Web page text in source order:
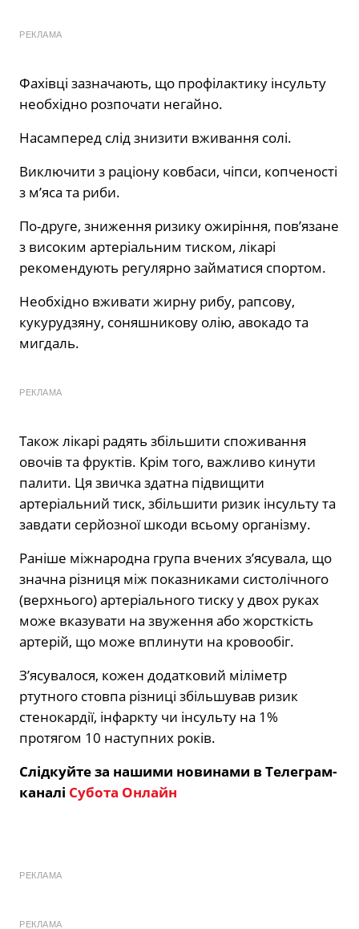
РЕКЛАМА
Фахівці зазначають, що профілактику інсульту
необхідно розпочати негайно.
Насамперед слід знизити вживання солі.
Виключити з раціону ковбаси, чіпси, копченості
з м’яса та риби.
По-друге, зниження ризику ожиріння, пов’язане
з високим артеріальним тиском, лікарі
рекомендують регулярно займатися спортом.
Необхідно вживати жирну рибу, рапсову,
кукурудзяну, соняшникову олію, авокадо та
мигдаль.
РЕКЛАМА
Також лікарі радять збільшити споживання
овочів та фруктів. Крім того, важливо кинути
палити. Ця звичка здатна підвищити
артеріальний тиск, збільшити ризик інсульту та
завдати серйозної шкоди всьому організму.
Раніше міжнародна група вчених з’ясувала, що
значна різниця між показниками систолічного
(верхнього) артеріального тиску у двох руках
може вказувати на звуження або жорсткість
артерій, що може вплинути на кровообіг.
З’ясувалося, кожен додатковий міліметр
ртутного стовпа різниці збільшував ризик
стенокардії, інфаркту чи інсульту на 1%
протягом 10 наступних років.
Слідкуйте за нашими новинами в Телеграм-
каналі Субота Онлайн
РЕКЛАМА
РЕКЛАМА